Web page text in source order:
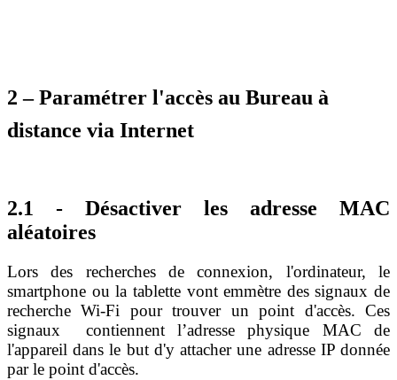
2 – Paramétrer l'accès au Bureau à
distance via Internet
2.1 - Désactiver les adresse MAC
aléatoires
Lors des recherches de connexion, l'ordinateur, le
smartphone ou la tablette vont emmètre des signaux de
recherche Wi-Fi pour trouver un point d'accès. Ces
signaux contiennent l’adresse physique MAC de
l'appareil dans le but d'y attacher une adresse IP donnée
par le point d'accès.